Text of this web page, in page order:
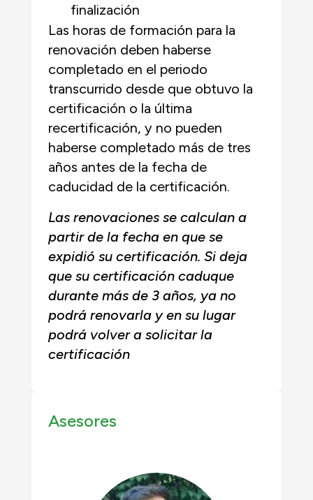
finalización
Las horas de formación para la
renovación deben haberse
completado en el periodo
transcurrido desde que obtuvo la
certificación o la última
recertificación, y no pueden
haberse completado más de tres
años antes de la fecha de
caducidad de la certificación.
Las renovaciones se calculan a
partir de la fecha en que se
expidió su certificación. Si deja
que su certificación caduque
durante más de 3 años, ya no
podrá renovarla y en su lugar
podrá volver a solicitar la
certificación
Asesores